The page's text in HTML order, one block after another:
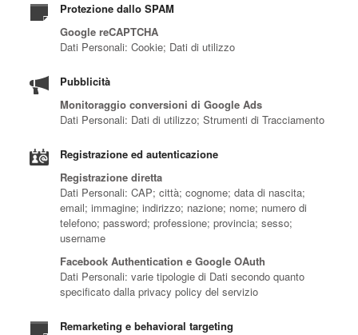
Protezione dallo SPAM
Google reCAPTCHA
Dati Personali: Cookie; Dati di utilizzo
Pubblicità
Monitoraggio conversioni di Google Ads
Dati Personali: Dati di utilizzo; Strumenti di Tracciamento
Registrazione ed autenticazione
Registrazione diretta
Dati Personali: CAP; città; cognome; data di nascita;
email; immagine; indirizzo; nazione; nome; numero di
telefono; password; professione; provincia; sesso;
username
Facebook Authentication e Google OAuth
Dati Personali: varie tipologie di Dati secondo quanto
specificato dalla privacy policy del servizio
Remarketing e behavioral targeting